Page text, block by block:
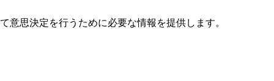
意思決定を行うために必要な情報を提供します。